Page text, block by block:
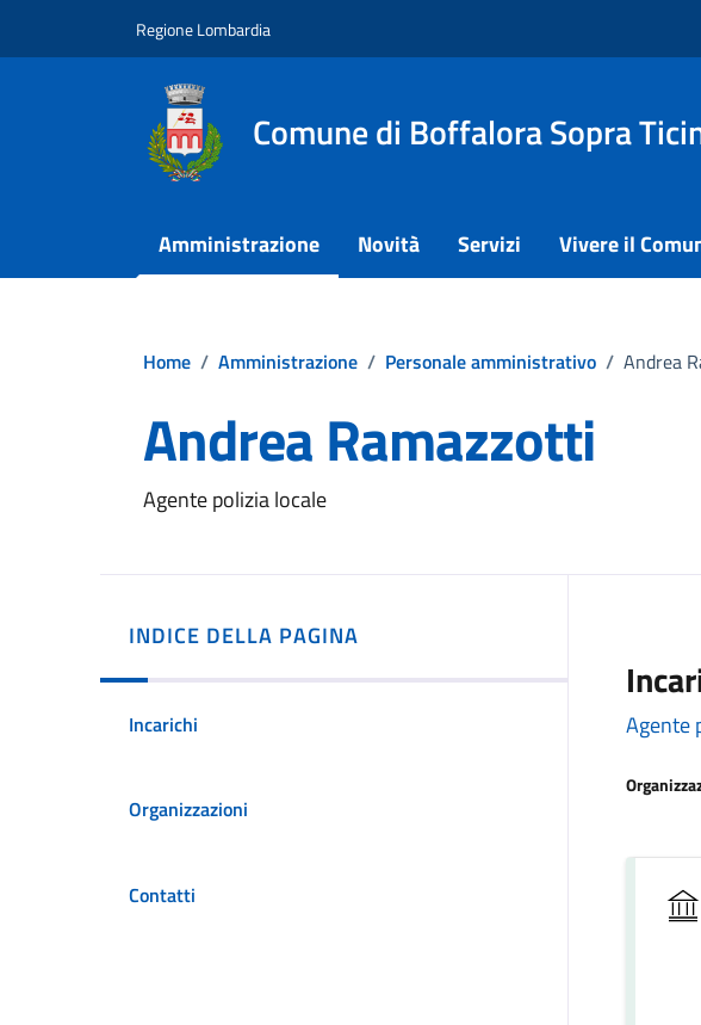
Regione Lombardia
Comune di Boffalora Sopra
Amministrazione Novità Servizi Vivere il
Home / Amministrazione / Personale amministrativo / Andrea
Andrea Ramazzotti
Agente polizia locale
INDICE DELLA PAGINA
Incarichi
Organizzazioni
Contatti
Agente